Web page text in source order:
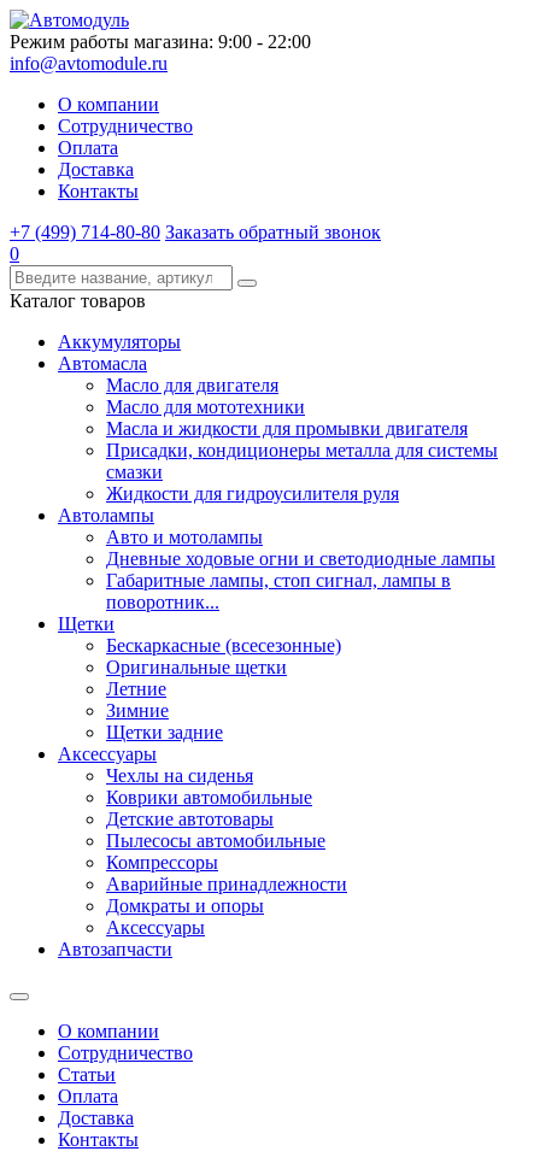
Режим работы магазина: 9:00 - 22:00
info@avtomodule.ru
О компании
Сотрудничество
Оплата
Доставка
Контакты
+7 (499) 714-80-80 Заказать обратный звонок
0
Каталог товаров
Аккумуляторы
Автомасла
Масло для двигателя
Масло для мототехники
Масла и жидкости для промывки двигателя
Присадки, кондиционеры металла для системы
смазки
Жидкости для гидроусилителя руля
Автолампы
Авто и мотолампы
Дневные ходовые огни и светодиодные лампы
Габаритные лампы, стоп сигнал, лампы в
поворотник...
Щетки
Бескаркасные (всесезонные)
Оригинальные щетки
Летние
Зимние
Щетки задние
Аксессуары
Чехлы на сиденья
Коврики автомобильные
Детские автотовары
Пылесосы автомобильные
Компрессоры
Аварийные принадлежности
Домкраты и опоры
Аксессуары
Автозапчасти
О компании
Сотрудничество
Статьи
Оплата
Доставка
Контакты